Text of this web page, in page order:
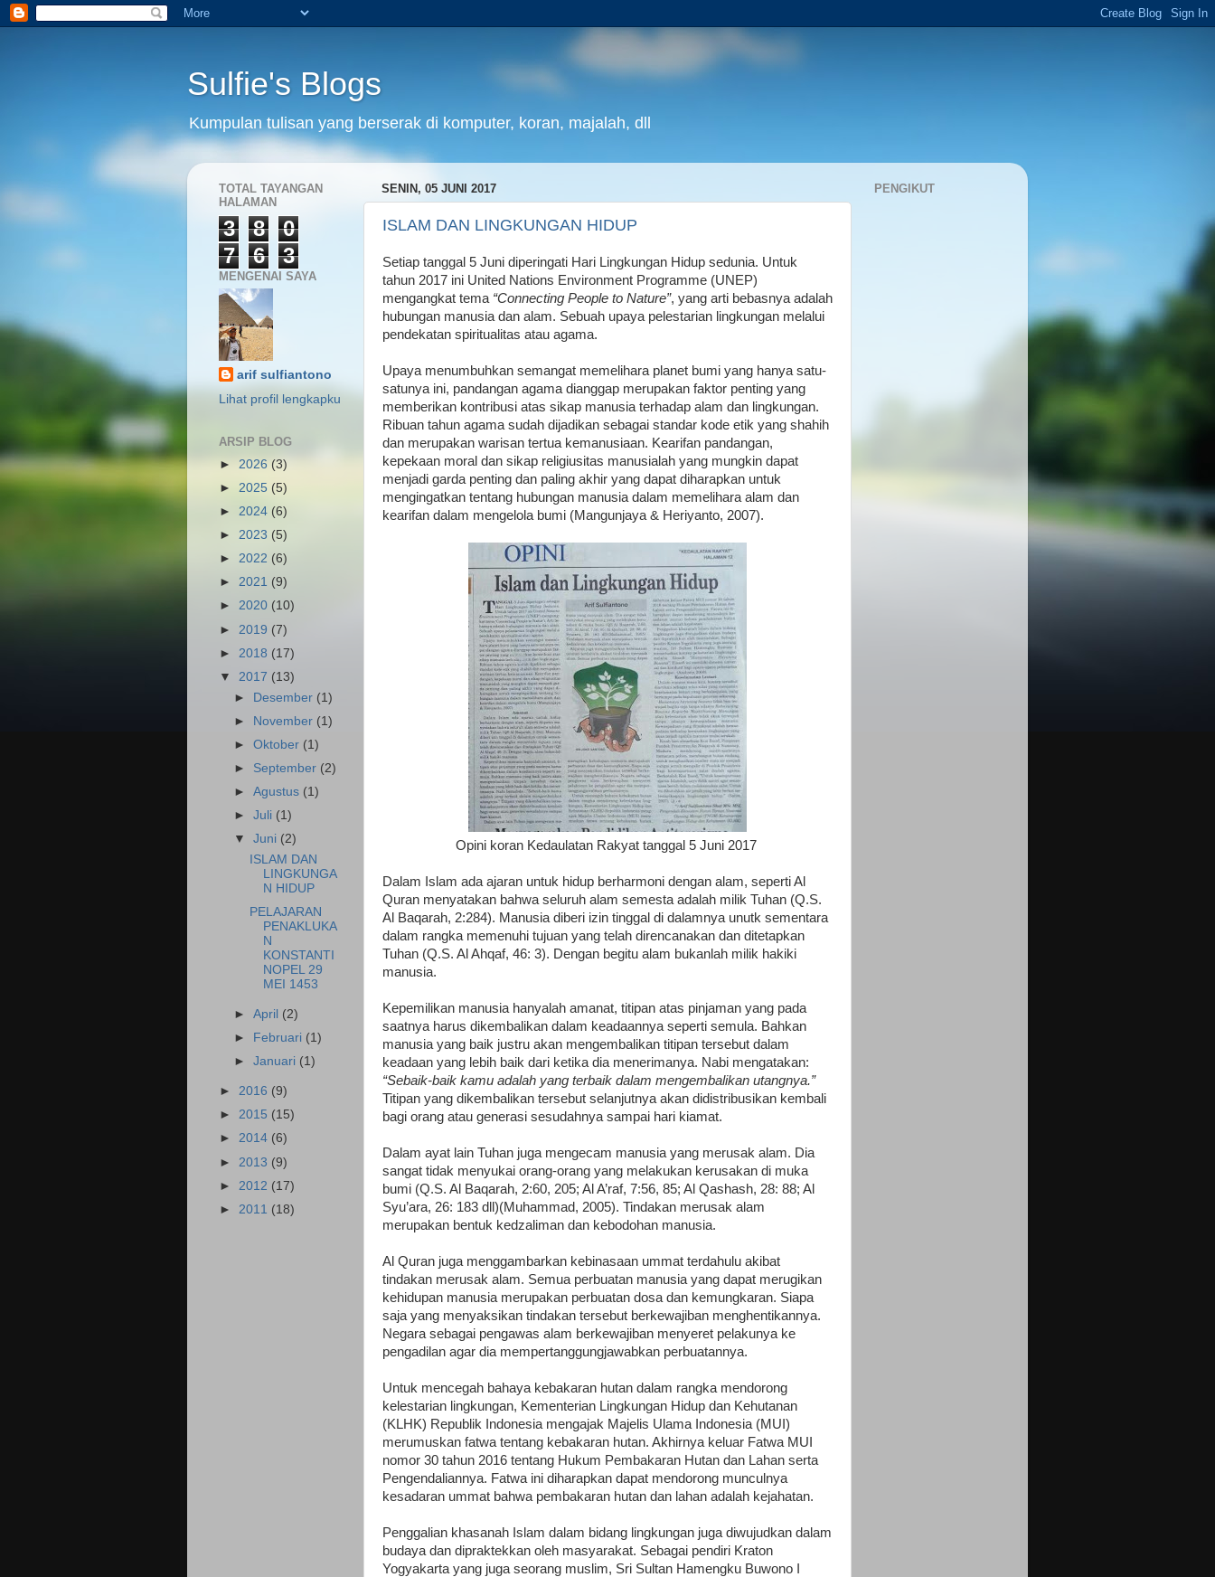
Sulfie's Blogs
Kumpulan tulisan yang berserak di komputer, koran, majalah, dll
SENIN, 05 JUNI 2017
ISLAM DAN LINGKUNGAN HIDUP
Setiap tanggal 5 Juni diperingati Hari Lingkungan Hidup sedunia. Untuk
tahun 2017 ini United Nations Environment Programme (UNEP)
mengangkat tema “Connecting People to Nature”, yang arti bebasnya adalah
hubungan manusia dan alam. Sebuah upaya pelestarian lingkungan melalui
pendekatan spiritualitas atau agama.
Upaya menumbuhkan semangat memelihara planet bumi yang hanya satu-
satunya ini, pandangan agama dianggap merupakan faktor penting yang
memberikan kontribusi atas sikap manusia terhadap alam dan lingkungan.
Ribuan tahun agama sudah dijadikan sebagai standar kode etik yang shahih
dan merupakan warisan tertua kemanusiaan. Kearifan pandangan,
kepekaan moral dan sikap religiusitas manusialah yang mungkin dapat
menjadi garda penting dan paling akhir yang dapat diharapkan untuk
mengingatkan tentang hubungan manusia dalam memelihara alam dan
kearifan dalam mengelola bumi (Mangunjaya & Heriyanto, 2007).
Opini koran Kedaulatan Rakyat tanggal 5 Juni 2017
Dalam Islam ada ajaran untuk hidup berharmoni dengan alam, seperti Al
Quran menyatakan bahwa seluruh alam semesta adalah milik Tuhan (Q.S.
Al Baqarah, 2:284). Manusia diberi izin tinggal di dalamnya unutk sementara
dalam rangka memenuhi tujuan yang telah direncanakan dan ditetapkan
Tuhan (Q.S. Al Ahqaf, 46: 3). Dengan begitu alam bukanlah milik hakiki
manusia.
Kepemilikan manusia hanyalah amanat, titipan atas pinjaman yang pada
saatnya harus dikembalikan dalam keadaannya seperti semula. Bahkan
manusia yang baik justru akan mengembalikan titipan tersebut dalam
keadaan yang lebih baik dari ketika dia menerimanya. Nabi mengatakan:
“Sebaik-baik kamu adalah yang terbaik dalam mengembalikan utangnya.”
Titipan yang dikembalikan tersebut selanjutnya akan didistribusikan kembali
bagi orang atau generasi sesudahnya sampai hari kiamat.
Dalam ayat lain Tuhan juga mengecam manusia yang merusak alam. Dia
sangat tidak menyukai orang-orang yang melakukan kerusakan di muka
bumi (Q.S. Al Baqarah, 2:60, 205; Al A’raf, 7:56, 85; Al Qashash, 28: 88; Al
Syu’ara, 26: 183 dll)(Muhammad, 2005). Tindakan merusak alam
merupakan bentuk kedzaliman dan kebodohan manusia.
Al Quran juga menggambarkan kebinasaan ummat terdahulu akibat
tindakan merusak alam. Semua perbuatan manusia yang dapat merugikan
kehidupan manusia merupakan perbuatan dosa dan kemungkaran. Siapa
saja yang menyaksikan tindakan tersebut berkewajiban menghentikannya.
Negara sebagai pengawas alam berkewajiban menyeret pelakunya ke
pengadilan agar dia mempertanggungjawabkan perbuatannya.
Untuk mencegah bahaya kebakaran hutan dalam rangka mendorong
kelestarian lingkungan, Kementerian Lingkungan Hidup dan Kehutanan
(KLHK) Republik Indonesia mengajak Majelis Ulama Indonesia (MUI)
merumuskan fatwa tentang kebakaran hutan. Akhirnya keluar Fatwa MUI
nomor 30 tahun 2016 tentang Hukum Pembakaran Hutan dan Lahan serta
Pengendaliannya. Fatwa ini diharapkan dapat mendorong munculnya
kesadaran ummat bahwa pembakaran hutan dan lahan adalah kejahatan.
Penggalian khasanah Islam dalam bidang lingkungan juga diwujudkan dalam
budaya dan dipraktekkan oleh masyarakat. Sebagai pendiri Kraton
Yogyakarta yang juga seorang muslim, Sri Sultan Hamengku Buwono I
TOTAL TAYANGAN
HALAMAN
3 8
0
7
6 3
MENGENAI SAYA
arif sulfiantono
Lihat profil lengkapku
ARSIP BLOG
► 2026 (3)
► 2025 (5)
► 2024 (6)
► 2023 (5)
► 2022 (6)
► 2021 (9)
► 2020 (10)
► 2019 (7)
► 2018 (17)
▼ 2017 (13)
► Desember (1)
► November (1)
►Oktober (1)
► September (2)
►Agustus (1)
►Juli (1)
▼Juni (2)
ISLAM DAN
LINGKUNGA
N HIDUP
PELAJARAN
PENAKLUKA
N
KONSTANTI
NOPEL 29
MEI 1453
►April (2)
►
Februari (1)
►Januari (1)
► 2016 (9)
► 2015 (15)
► 2014 (6)
► 2013 (9)
► 2012 (17)
► 2011 (18)
PENGIKUT